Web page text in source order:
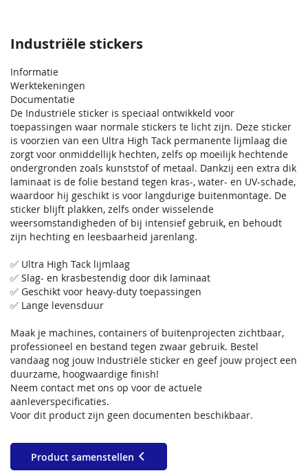
Industriële stickers
Informatie
Werktekeningen
Documentatie
De Industriële sticker is speciaal ontwikkeld voor
toepassingen waar normale stickers te licht zijn. Deze sticker
is voorzien van een Ultra High Tack permanente lijmlaag die
zorgt voor onmiddellijk hechten, zelfs op moeilijk hechtende
ondergronden zoals kunststof of metaal. Dankzij een extra dik
laminaat is de folie bestand tegen kras-, water- en UV-schade,
waardoor hij geschikt is voor langdurige buitenmontage. De
sticker blijft plakken, zelfs onder wisselende
weersomstandigheden of bij intensief gebruik, en behoudt
zijn hechting en leesbaarheid jarenlang.
✅ Ultra High Tack lijmlaag
✅ Slag- en krasbestendig door dik laminaat
✅ Geschikt voor heavy-duty toepassingen
✅ Lange levensduur
Maak je machines, containers of buitenprojecten zichtbaar,
professioneel en bestand tegen zwaar gebruik. Bestel
vandaag nog jouw Industriële sticker en geef jouw project een
duurzame, hoogwaardige finish!
Neem contact met ons op voor de actuele
aanleverspecificaties.
Voor dit product zijn geen documenten beschikbaar.
Product samenstellen